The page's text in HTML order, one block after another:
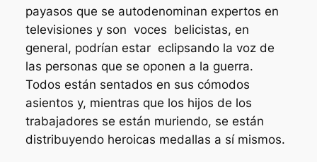
payasos que se autodenominan expertos en
televisiones y son voces belicistas, en
general, podrían estar eclipsando la voz de
las personas que se oponen a la guerra.
Todos están sentados en sus cómodos
asientos y, mientras que los hijos de los
trabajadores se están muriendo, se están
distribuyendo heroicas medallas a sí mismos.